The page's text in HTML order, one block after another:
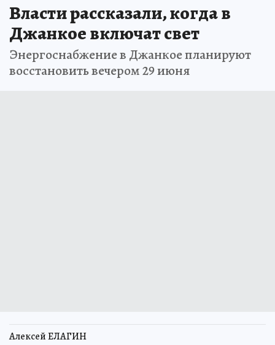
Власти рассказали, когда в
Джанкое включат свет
Энергоснабжение в Джанкое планируют
восстановить вечером 29 июня
Алексей ЕЛАГИН